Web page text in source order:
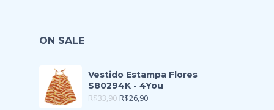
ON SALE
Vestido Estampa Flores
S80294K - 4You
R$33,90 R$26,90